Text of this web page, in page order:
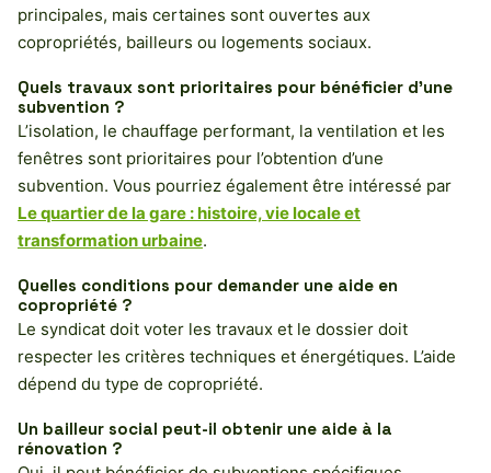
principales, mais certaines sont ouvertes aux
copropriétés, bailleurs ou logements sociaux.
Quels travaux sont prioritaires pour bénéficier d’une
subvention ?
L’isolation, le chauffage performant, la ventilation et les
fenêtres sont prioritaires pour l’obtention d’une
subvention. Vous pourriez également être intéressé par
Le quartier de la gare : histoire, vie locale et
transformation urbaine.
Quelles conditions pour demander une aide en
copropriété ?
Le syndicat doit voter les travaux et le dossier doit
respecter les critères techniques et énergétiques. L’aide
dépend du type de copropriété.
Un bailleur social peut-il obtenir une aide à la
rénovation ?